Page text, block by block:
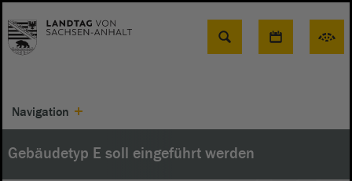
Suche
Navigation
Gebäudetyp E soll eingeführt werden